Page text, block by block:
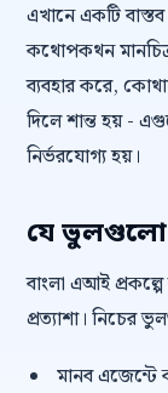
এখানে একটি
কথোপকথন
ব্যবহার করে,
দিলে শান্ত হয় -
নির্ভরযোগ্য হয়।
যে ভুলগুলো
বাংলা এআই
প্রত্যাশা। নিচের
মানব এজেন্টে